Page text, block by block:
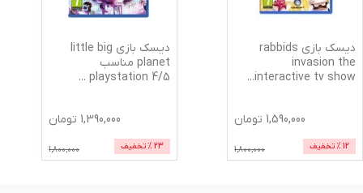
دیسک بازی rabbids
invasion the
interactive tv show
...
1,590,000 تومان
12 % تخفیف 1,800,000
دیسک بازی little big
planet مناسب
5/playstation 4
...
1,390,000 تومان
23 % تخفیف 1,800,000